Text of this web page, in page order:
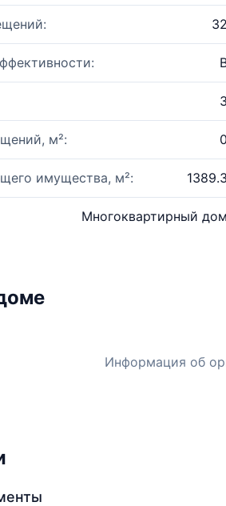
32
3
м²: 0
имущества, м²: 1389.3
Многоквартирный дом
Информация об